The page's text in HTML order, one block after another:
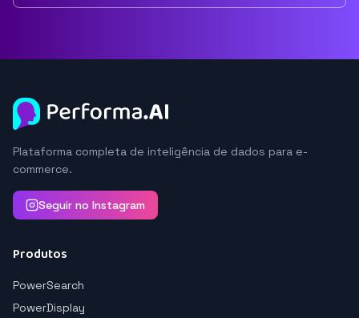
Plataforma completa de inteligência de dados para e-
commerce.
Seguir no Instagram
Produtos
PowerSearch
PowerDisplay